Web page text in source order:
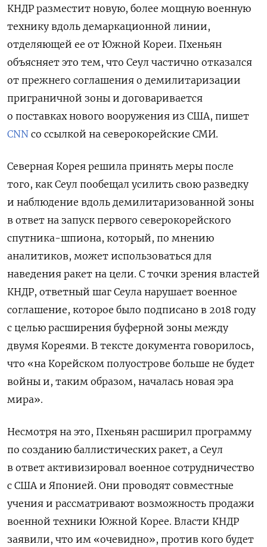
КНДР разместит новую, более мощную военную
технику вдоль демаркационной линии,
отделяющей ее от Южной Кореи. Пхеньян
объясняет это тем, что Сеул частично отказался
от прежнего соглашения о демилитаризации
приграничной зоны и договаривается
о поставках нового вооружения из США, пишет
CNN со ссылкой на северокорейские СМИ.
Северная Корея решила принять меры после
того, как Сеул пообещал усилить свою разведку
и наблюдение вдоль демилитаризованной зоны
в ответ на запуск первого северокорейского
спутника-шпиона, который, по мнению
аналитиков, может использоваться для
наведения ракет на цели. С точки зрения властей
КНДР, ответный шаг Сеула нарушает военное
соглашение, которое было подписано в 2018 году
с целью расширения буферной зоны между
двумя Кореями. В тексте документа говорилось,
что «на Корейском полуострове больше не будет
войны и, таким образом, началась новая эра
мира».
Несмотря на это, Пхеньян расширил программу
по созданию баллистических ракет, а Сеул
в ответ активизировал военное сотрудничество
с США и Японией. Они проводят совместные
учения и рассматривают возможность продажи
военной техники Южной Корее. Власти КНДР
заявили, что им «очевидно», против кого будет